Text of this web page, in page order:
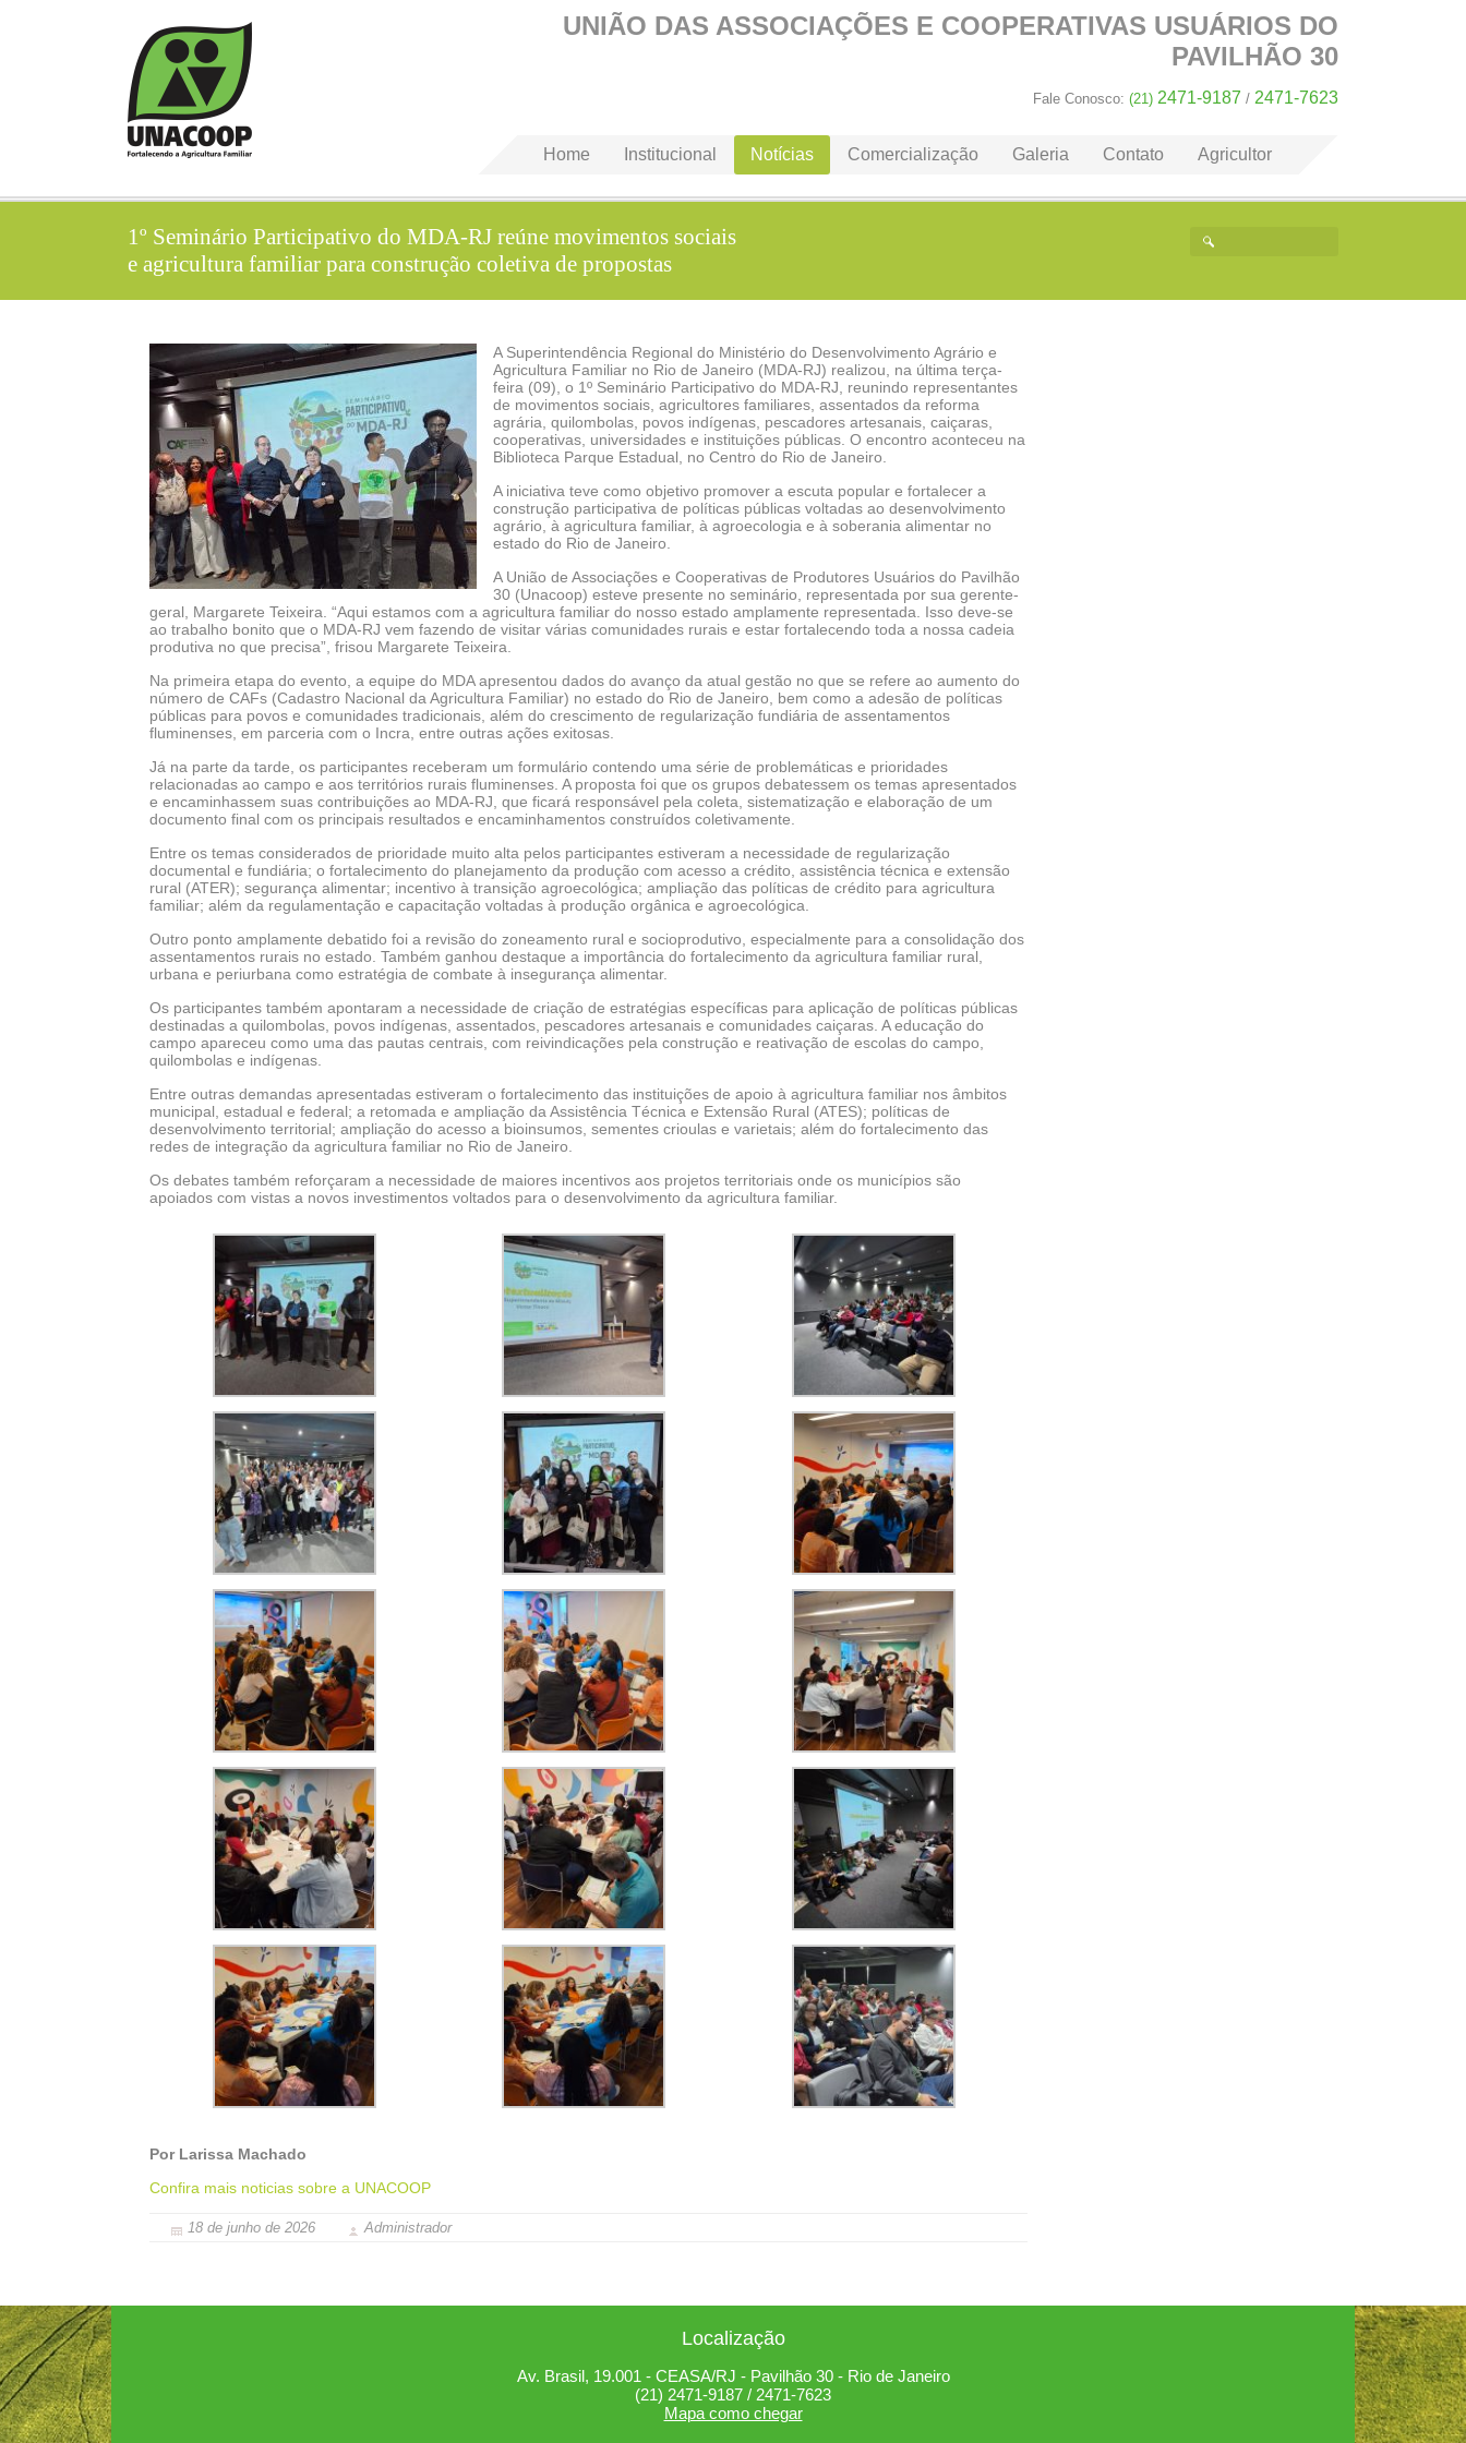
UNIÃO DAS ASSOCIAÇÕES E COOPERATIVAS USUÁRIOS DO
PAVILHÃO 30
Fale Conosco: (21) 2471-9187 / 2471-7623
Home Institucional Notícias Comercialização Galeria Contato Agricultor
1º Seminário Participativo do MDA-RJ reúne movimentos sociais
e agricultura familiar para construção coletiva de propostas
A Superintendência Regional do Ministério do Desenvolvimento Agrário e
Agricultura Familiar no Rio de Janeiro (MDA-RJ) realizou, na última terça-
feira (09), o 1º Seminário Participativo do MDA-RJ, reunindo representantes
de movimentos sociais, agricultores familiares, assentados da reforma
agrária, quilombolas, povos indígenas, pescadores artesanais, caiçaras,
cooperativas, universidades e instituições públicas. O encontro aconteceu na
Biblioteca Parque Estadual, no Centro do Rio de Janeiro.
A iniciativa teve como objetivo promover a escuta popular e fortalecer a
construção participativa de políticas públicas voltadas ao desenvolvimento
agrário, à agricultura familiar, à agroecologia e à soberania alimentar no
estado do Rio de Janeiro.
A União de Associações e Cooperativas de Produtores Usuários do Pavilhão
30 (Unacoop) esteve presente no seminário, representada por sua gerente-
geral, Margarete Teixeira. “Aqui estamos com a agricultura familiar do nosso estado amplamente representada. Isso deve-se
ao trabalho bonito que o MDA-RJ vem fazendo de visitar várias comunidades rurais e estar fortalecendo toda a nossa cadeia
produtiva no que precisa”, frisou Margarete Teixeira.
Na primeira etapa do evento, a equipe do MDA apresentou dados do avanço da atual gestão no que se refere ao aumento do
número de CAFs (Cadastro Nacional da Agricultura Familiar) no estado do Rio de Janeiro, bem como a adesão de políticas
públicas para povos e comunidades tradicionais, além do crescimento de regularização fundiária de assentamentos
fluminenses, em parceria com o Incra, entre outras ações exitosas.
Já na parte da tarde, os participantes receberam um formulário contendo uma série de problemáticas e prioridades
relacionadas ao campo e aos territórios rurais fluminenses. A proposta foi que os grupos debatessem os temas apresentados
e encaminhassem suas contribuições ao MDA-RJ, que ficará responsável pela coleta, sistematização e elaboração de um
documento final com os principais resultados e encaminhamentos construídos coletivamente.
Entre os temas considerados de prioridade muito alta pelos participantes estiveram a necessidade de regularização
documental e fundiária; o fortalecimento do planejamento da produção com acesso a crédito, assistência técnica e extensão
rural (ATER); segurança alimentar; incentivo à transição agroecológica; ampliação das políticas de crédito para agricultura
familiar; além da regulamentação e capacitação voltadas à produção orgânica e agroecológica.
Outro ponto amplamente debatido foi a revisão do zoneamento rural e socioprodutivo, especialmente para a consolidação dos
assentamentos rurais no estado. Também ganhou destaque a importância do fortalecimento da agricultura familiar rural,
urbana e periurbana como estratégia de combate à insegurança alimentar.
Os participantes também apontaram a necessidade de criação de estratégias específicas para aplicação de políticas públicas
destinadas a quilombolas, povos indígenas, assentados, pescadores artesanais e comunidades caiçaras. A educação do
campo apareceu como uma das pautas centrais, com reivindicações pela construção e reativação de escolas do campo,
quilombolas e indígenas.
Entre outras demandas apresentadas estiveram o fortalecimento das instituições de apoio à agricultura familiar nos âmbitos
municipal, estadual e federal; a retomada e ampliação da Assistência Técnica e Extensão Rural (ATES); políticas de
desenvolvimento territorial; ampliação do acesso a bioinsumos, sementes crioulas e varietais; além do fortalecimento das
redes de integração da agricultura familiar no Rio de Janeiro.
Os debates também reforçaram a necessidade de maiores incentivos aos projetos territoriais onde os municípios são
apoiados com vistas a novos investimentos voltados para o desenvolvimento da agricultura familiar.
Por Larissa Machado
Confira mais noticias sobre a UNACOOP
18 de junho de 2026 Administrador
Localização
Av. Brasil, 19.001 - CEASA/RJ - Pavilhão 30 - Rio de Janeiro
(21) 2471-9187 / 2471-7623
Mapa como chegar